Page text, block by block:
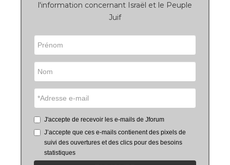
l'information concernant Israël et le Peuple
Juif
J'accepte de recevoir les e-mails de Jforum
J’accepte que ces e-mails contienent des pixels de
suivi des ouvertures et des clics pour des besoins
statistiques